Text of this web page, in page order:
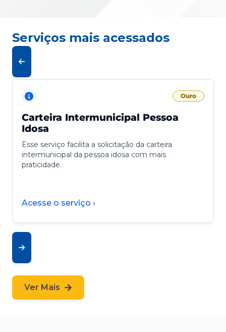
Serviços mais acessados
Ouro
Carteira Intermunicipal Pessoa
Idosa
Esse serviço facilita a solicitação da carteira
intermunicipal da pessoa idosa com mais
praticidade.
Acesse o serviço ›
Ver Mais